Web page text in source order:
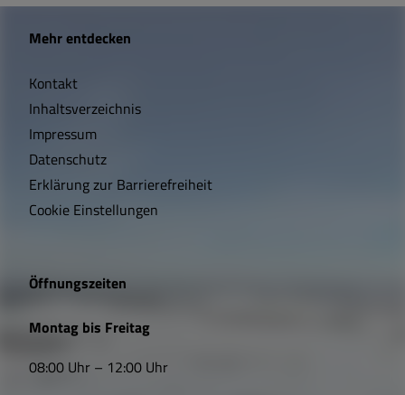
W
c
h
t
i
e
L
n
Mehr entdecken
Kontakt
Inhaltsverzeichnis
Impressum
Datenschutz
Erklärung zur Barrierefreiheit
Cookie Einstellungen
Öffnungszeiten
Montag bis Freitag
08:00 Uhr – 12:00 Uhr